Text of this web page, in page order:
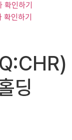
인하기
인하기
딩